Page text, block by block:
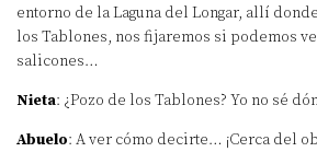
entorno de la Laguna del Longar, allí
los Tablones, nos fijaremos si podemos
salicones…
Nieta: ¿Pozo de los Tablones? Yo no sé
Abuelo: A ver cómo decirte… ¡Cerca del